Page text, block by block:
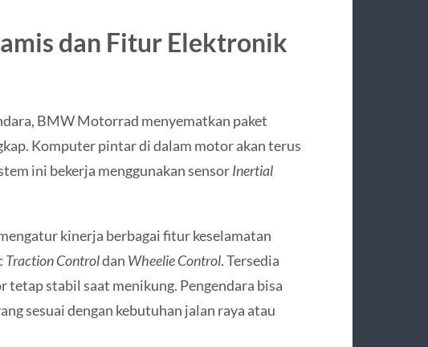
dan Fitur Elektronik
BMW Motorrad menyematkan paket
Komputer pintar di dalam motor akan terus
ini bekerja menggunakan sensorInertial
kinerja berbagai fitur keselamatan
Traction Controldan Wheelie Control. Tersedia
tetap stabil saat menikung. Pengendara bisa
sesuai dengan kebutuhan jalan raya atau